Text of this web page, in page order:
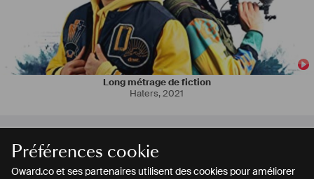
Préférences cookie
Oward.co et ses partenaires utilisent des cookies pour améliorer
Long métrage de fiction
Haters,2021
Vannes , France